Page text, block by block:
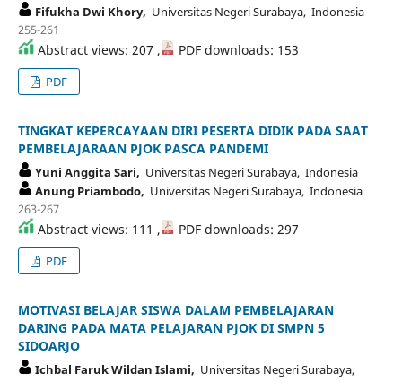
Fifukha Dwi Khory, Universitas Negeri Surabaya, Indonesia
255-261
Abstract views: 207 , PDF downloads: 153
PDF
TINGKAT KEPERCAYAAN DIRI PESERTA DIDIK PADA SAAT
PEMBELAJARAAN PJOK PASCA PANDEMI
Yuni Anggita Sari, Universitas Negeri Surabaya, Indonesia
Anung Priambodo, Universitas Negeri Surabaya, Indonesia
263-267
Abstract views: 111 , PDF downloads: 297
PDF
MOTIVASI BELAJAR SISWA DALAM PEMBELAJARAN
DARING PADA MATA PELAJARAN PJOK DI SMPN 5
SIDOARJO
Ichbal Faruk Wildan Islami, Universitas Negeri Surabaya,